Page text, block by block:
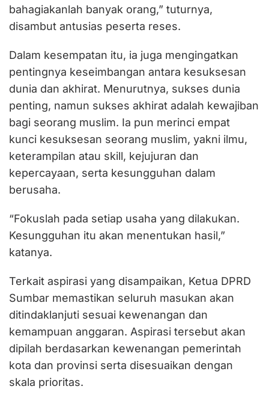
bahagiakanlah banyak orang,” tuturnya,
disambut antusias peserta reses.
Dalam kesempatan itu, ia juga mengingatkan
pentingnya keseimbangan antara kesuksesan
dunia dan akhirat. Menurutnya, sukses dunia
penting, namun sukses akhirat adalah kewajiban
bagi seorang muslim. Ia pun merinci empat
kunci kesuksesan seorang muslim, yakni ilmu,
keterampilan atau skill, kejujuran dan
kepercayaan, serta kesungguhan dalam
berusaha.
“Fokuslah pada setiap usaha yang dilakukan.
Kesungguhan itu akan menentukan hasil,”
katanya.
Terkait aspirasi yang disampaikan, Ketua DPRD
Sumbar memastikan seluruh masukan akan
ditindaklanjuti sesuai kewenangan dan
kemampuan anggaran. Aspirasi tersebut akan
dipilah berdasarkan kewenangan pemerintah
kota dan provinsi serta disesuaikan dengan
skala prioritas.